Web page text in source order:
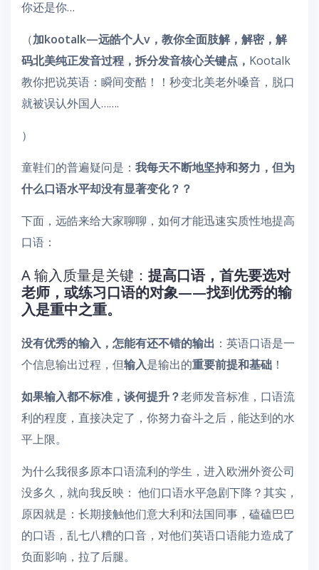
你还是你…
（加kootalk—远皓个人v，教你全面肢解，解密，解
码北美纯正发音过程，拆分发音核心关键点， Kootalk
教你把说英语：瞬间变酷！！秒变北美老外嗓音，脱口
就被误认外国人…….
）
童鞋们的普遍疑问是： 我每天不断地坚持和努力，但为
什么口语水平却没有显著变化？？
下面，远皓来给大家聊聊，如何才能迅速实质性地提高
口语：
A 输入质量是关键： 提高口语，首先要选对
老师，或练习口语的对象——找到优秀的输
入是重中之重。
没有优秀的输入，怎能有还不错的输出 ：英语口语是一
个信息输出过程，但输入是输出的重要前提和基础 ！
如果输入都不标准，谈何提升？老师发音标准，口语流
利的程度，直接决定了，你努力奋斗之后，能达到的水
平上限。
为什么我很多原本口语流利的学生，进入欧洲外资公司
没多久，就向我反映： 他们口语水平急剧下降？其实，
原因就是：长期接触他们意大利和法国同事，磕磕巴巴
的口语，乱七八糟的口音，对他们英语口语能力造成了
负面影响，拉了后腿。